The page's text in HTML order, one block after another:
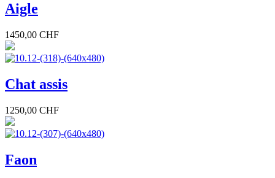
Aigle
1450,00 CHF
Chat assis
1250,00 CHF
Faon